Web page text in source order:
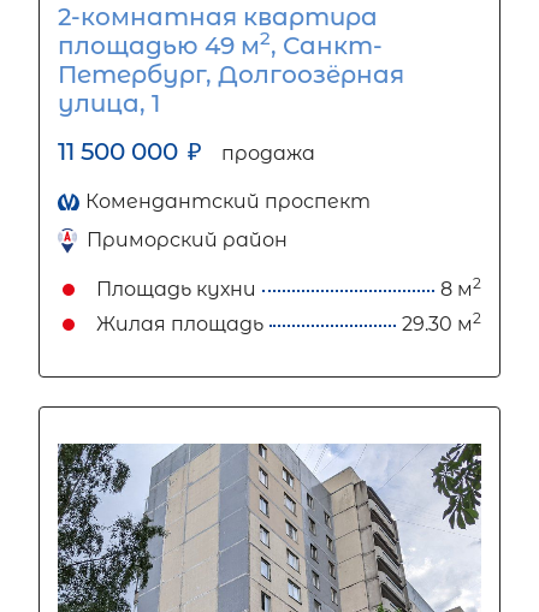
2-комнатная квартира
площадью 49 м2, Санкт-
Петербург, Долгоозёрная
улица, 1
11 500 000 ₽ продажа
Комендантский проспект
Приморский район
Площадь кухни 8 м2
Жилая площадь 29.30 м2